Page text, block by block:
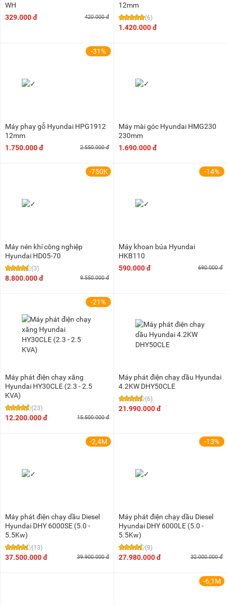
WH
329.000 đ
420.000 đ
12mm
(6)
1.420.000 đ
-31%
Máy phay gỗ Hyundai HPG1912
12mm
1.750.000 đ
2.550.000 đ
Máy mài góc Hyundai HMG230
230mm
1.690.000 đ
-750K
Máy nén khí công nghiệp
Hyundai HD05-70
(3)
8.800.000 đ 9.550.000 đ
-14%
Máy khoan búa Hyundai
HKB110
590.000 đ
690.000 đ
-21%
Máy phát điện chạy xăng
Hyundai HY30CLE (2.3 - 2.5
KVA)
(23)
12.200.000 đ 15.500.000 đ
Máy phát điện chạy dầu Hyundai
4.2KW DHY50CLE
(6)
21.990.000 đ
-2,4M
Máy phát điện chạy dầu Diesel
Hyundai DHY 6000SE (5.0 -
5.5Kw)
(13)
37.500.000 đ 39.900.000 đ
-13%
Máy phát điện chạy dầu Diesel
Hyundai DHY 6000LE (5.0 -
5.5Kw)
(9)
27.980.000 đ 32.000.000 đ
-6,1M